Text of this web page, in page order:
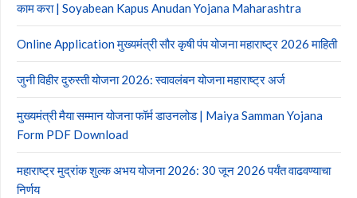
काम करा | Soyabean Kapus Anudan Yojana Maharashtra
Online Application मुख्यमंत्री सौर कृषी पंप योजना महाराष्ट्र 2026 माहिती
जुनी विहीर दुरुस्ती योजना 2026: स्वावलंबन योजना महाराष्ट्र अर्ज
मुख्यमंत्री मैया सम्मान योजना फॉर्म डाउनलोड | Maiya Samman Yojana
Form PDF Download
महाराष्ट्र मुद्रांक शुल्क अभय योजना 2026: 30 जून 2026 पर्यंत वाढवण्याचा
निर्णय